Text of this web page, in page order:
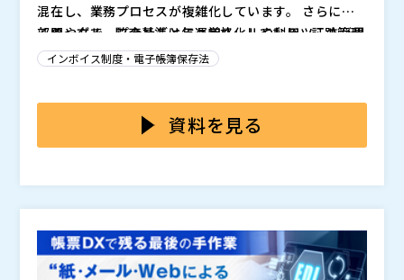
混在し、業務プロセスが複雑化しています。 さらに、
部門やグループ会社ごとに運用ルールや利用ツールが異
なるケースも多く、統制が効きにくい状況が生じていま
その一方で、監査基準は年々厳格化しており、証跡管理
や請求業務の透明性確保への要求は高まっています。こ
来像」では、事業者側のデジタル化が強く求められ、電
子データによるやり取り・保存・検索を前提とした業務
内容が盛り込まれる見込みであり、請求業務のデジタル
化は、企業にとって避けて通れないテーマとなっていま
す。
本セミナーでは、国税庁OBである袖山税理士が、令和8
年度税制改正大綱の速報をわかりやすく解説します。
さらに、NECソリューションイノベータからは、税制改
インボイス制度・電子帳簿保存法
資料を見る